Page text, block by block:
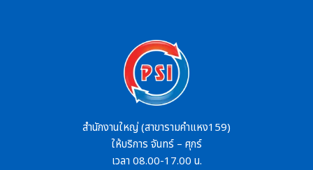
สำนักงานใหญ่ (สาขารามคำแหง159)
ให้บริการ จันทร์ – ศุกร์
เวลา 08.00-17.00 น.